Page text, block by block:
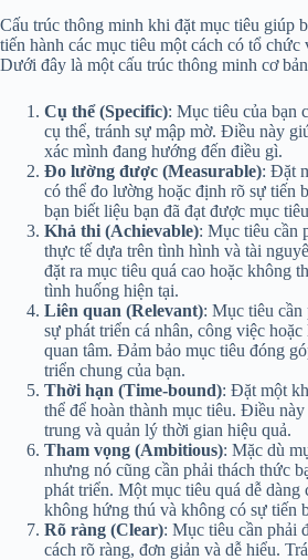
Cấu trúc thông minh khi đặt mục tiêu giúp
tiến hành các mục tiêu một cách có tổ chức
Dưới đây là một cấu trúc thông minh cơ
Cụ thể (Specific): Mục tiêu của bạn
cụ thể, tránh sự mập mờ. Điều này
xác mình đang hướng đến điều gì.
Đo lường được (Measurable): Đặt
có thể đo lường hoặc định rõ sự tiến
bạn biết liệu bạn đã đạt được mục
Khả thi (Achievable): Mục tiêu cần
thực tế dựa trên tình hình và tài
đặt ra mục tiêu quá cao hoặc không
tình huống hiện tại.
Liên quan (Relevant): Mục tiêu cần
sự phát triển cá nhân, công việc
quan tâm. Đảm bảo mục tiêu đóng
triển chung của bạn.
Thời hạn (Time-bound): Đặt một
thể để hoàn thành mục tiêu. Điều
trung và quản lý thời gian hiệu quả.
Tham vọng (Ambitious): Mặc dù
nhưng nó cũng cần phải thách thức
phát triển. Một mục tiêu quá dễ dàng
không hứng thú và không có sự tiến
Rõ ràng (Clear): Mục tiêu cần phải
cách rõ ràng, đơn giản và dễ hiểu.